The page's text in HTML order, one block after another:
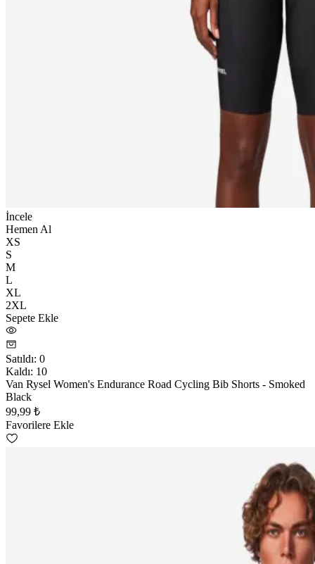
İncele
Hemen Al
XS
S
M
L
XL
2XL
Sepete Ekle
Satıldı: 0
Kaldı: 10
Van Rysel Women's Endurance Road Cycling Bib Shorts - Smoked
Black
99,99 ₺
Favorilere Ekle